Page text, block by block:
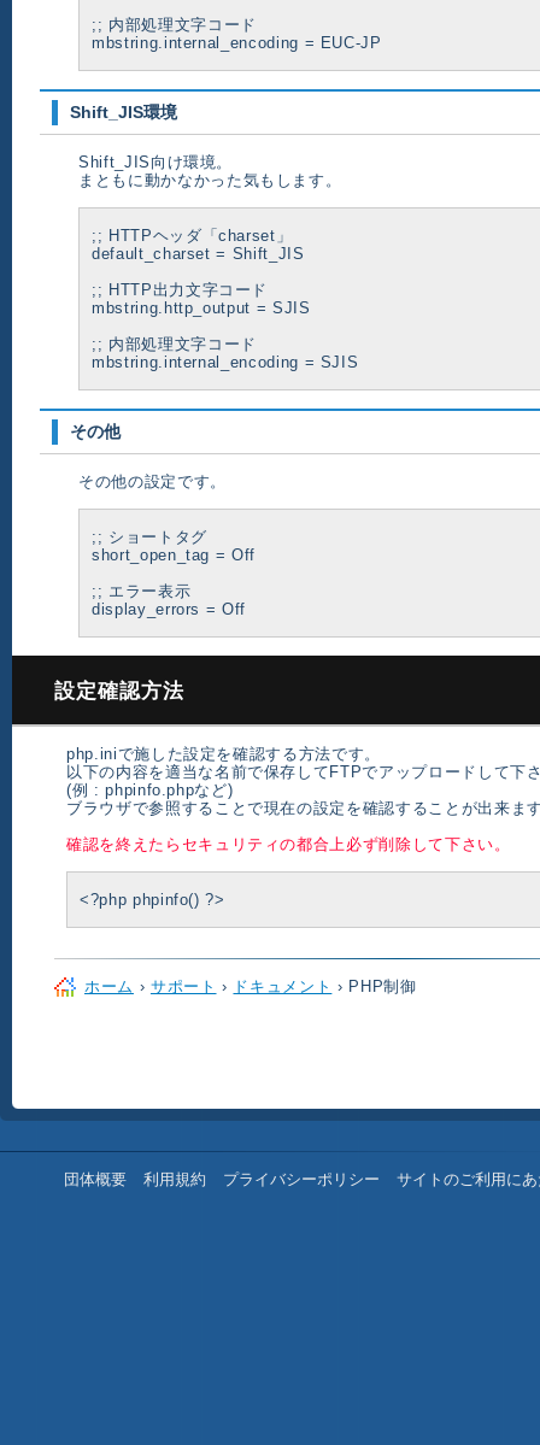
;; 内部処理文字コード
mbstring.internal_encoding = EUC-JP
Shift_JIS環境
Shift_JIS向け環境。
まともに動かなかった気もします。
;; HTTPヘッダ「charset」
default_charset = Shift_JIS
;; HTTP出力文字コード
mbstring.http_output = SJIS
;; 内部処理文字コード
mbstring.internal_encoding = SJIS
その他
その他の設定です。
;; ショートタグ
short_open_tag = Off
;; エラー表示
display_errors = Off
設定確認方法
php.iniで施した設定を確認する方法です。
以下の内容を適当な名前で保存してFTPでアップロードして下
(例 : phpinfo.phpなど)
ブラウザで参照することで現在の設定を確認することが出来ま
確認を終えたらセキュリティの都合上必ず削除して下さい。
<?php phpinfo() ?>
ホーム › サポート › ドキュメント › PHP制御
団体概要 利用規約 プライバシーポリシー サイトのご利用に